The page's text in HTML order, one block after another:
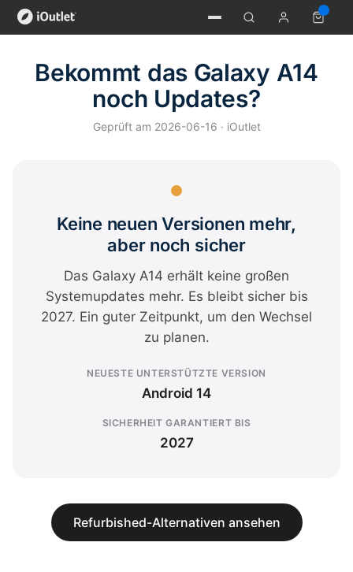
Bekommt das Galaxy A14
noch Updates?
Geprüft am 2026-06-16 · iOutlet
Keine neuen Versionen mehr,
aber noch sicher
Das Galaxy A14 erhält keine großen
Systemupdates mehr. Es bleibt sicher bis
2027. Ein guter Zeitpunkt, um den Wechsel
zu planen.
NEUESTE UNTERSTÜTZTE VERSION
Android 14
SICHERHEIT GARANTIERT BIS
2027
Refurbished-Alternativen ansehen